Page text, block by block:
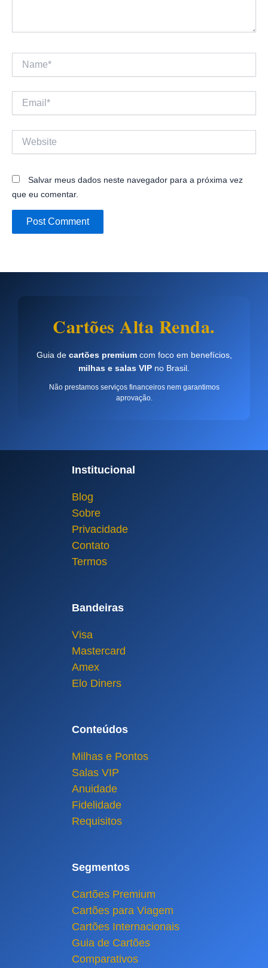
Email*
Salvar meus dados neste navegador para a próxima vez
que eu comentar.
Cartões Alta Renda.
Guia de cartões premiumcom foco em benefícios,
milhas e salas VIP no Brasil.
Não prestamos serviços financeiros nem garantimos
aprovação.
Institucional
Blog
Sobre
Privacidade
Contato
Termos
Bandeiras
Visa
Mastercard
Amex
Elo Diners
Conteúdos
Milhas e Pontos
Salas VIP
Anuidade
Fidelidade
Requisitos
Segmentos
Cartões Premium
Cartões para Viagem
Cartões Internacionais
Guia de Cartões
Comparativos